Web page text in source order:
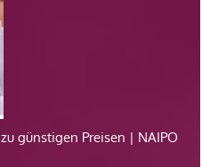
zu günstigen Preisen | NAIPO